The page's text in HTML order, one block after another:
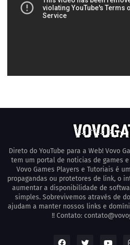
Direto do YouTube para a Web! Vovo
tem um portal de noticias de games
Vovo Games Players e Tutoriais é
propagandas ou protetores de link, o
aumentar a disponibilidade de
simples. Sobrevivemos através de
ajudam a manter nossos links e
!! Contato: